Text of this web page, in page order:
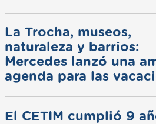
La Trocha, museos,
naturaleza y barrios:
Mercedes lanzó una
agenda para las
El CETIM cumplió 9